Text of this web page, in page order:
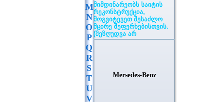
M
N
O
P
Q
R
S
T
U
V
რეკონსტრუქცია,
მოგვიტევეთ შესაძლო
მცირე შეფერხებისთვის.
(შეზღუდვა არ
ვრცელდება განცხადების
Mersedes-Benz